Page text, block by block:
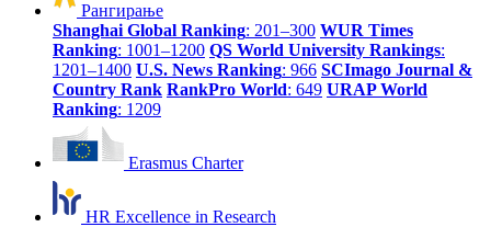
Рангирање
Shanghai Global Ranking: 201–300 WUR Times
Ranking: 1001–1200 QS World University Rankings:
1201–1400 U.S. News Ranking: 966 SCImago Journal &
Country Rank RankPro World: 649 URAP World
Ranking: 1209
Erasmus Charter
HR Excellence in Research